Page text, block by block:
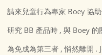
請來兒童行為專家 Boey 協
研究 BB 產品時 , 與 Boey
為免成為第三者 , 悄然離開 .